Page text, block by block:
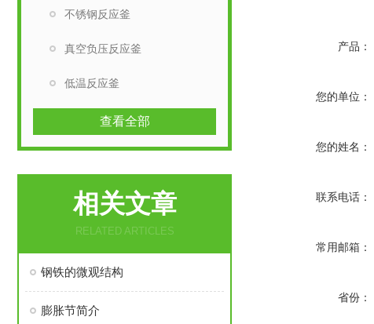
不锈钢反应釜
真空负压反应釜
低温反应釜
查看全部
相关文章
RELATED ARTICLES
钢铁的微观结构
膨胀节简介
产品：
您的单位：
您的姓名：
联系电话：
常用邮箱：
省份：